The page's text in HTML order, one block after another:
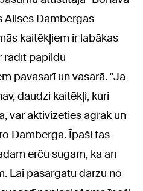
Alises Dambergas
kaitēkļiem ir labākas
radīt papildu
pavasarī un vasarā. "Ja
daudzi kaitēkļi, kuri
var aktivizēties agrāk un
Damberga. Īpaši tas
ērču sugām, kā arī
Lai pasargātu dārzu no